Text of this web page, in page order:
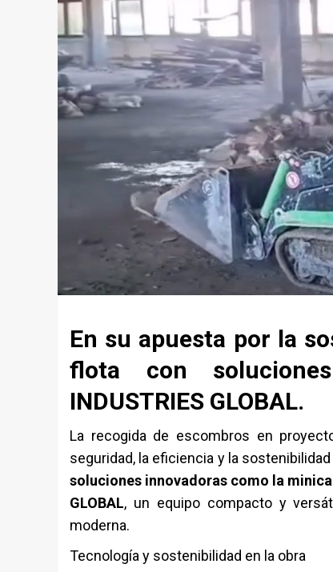
En su apuesta por la
flota con soluciones
INDUSTRIES GLOBAL.
La recogida de escombros en
seguridad, la eficiencia y la
soluciones innovadoras como la
GLOBAL, un equipo compacto y
moderna.
Tecnología y sostenibilidad en la obra